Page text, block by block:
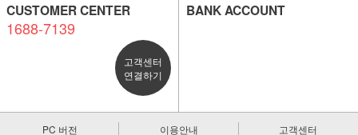
CUSTOMER CENTER
1688-7139
고객센터
연결하기
BANK ACCOUNT
PC 버전 이용안내 고객센터